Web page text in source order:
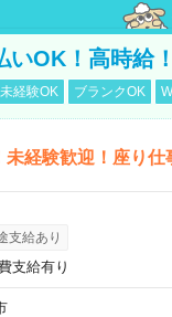
いOK！高時給
経験OK ブランクOK
経験歓迎！座り
支給あり
支給有り